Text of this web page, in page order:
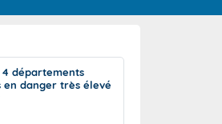
de J+2 à J+7
intenses à l'échelle
départements
en danger très élevé